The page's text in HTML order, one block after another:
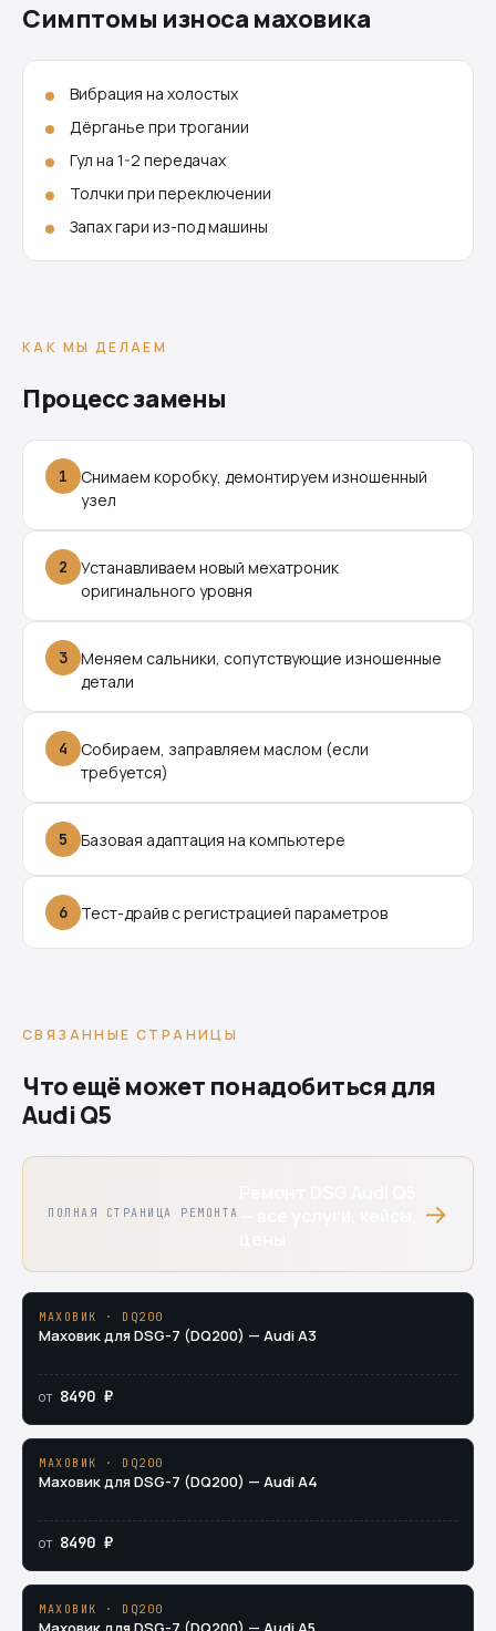
Симптомы износа маховика
Вибрация на холостых
Дёрганье при трогании
Гул на 1-2 передачах
Толчки при переключении
Запах гари из-под машины
КАК МЫ ДЕЛАЕМ
Процесс замены
1
Снимаем коробку, демонтируем изношенный
узел
2
Устанавливаем новый мехатроник
оригинального уровня
3
Меняем сальники, сопутствующие изношенные
детали
4
Собираем, заправляем маслом (если
требуется)
5 Базовая адаптация на компьютере
6 Тест-драйв с регистрацией параметров
СВЯЗАННЫЕ СТРАНИЦЫ
Что ещё может понадобиться для
Audi Q5
ПОЛНАЯ СТРАНИЦА РЕМОНТА →
МАХОВИК · DQ200
Маховик для DSG-7 (DQ200) — Audi A3
от 8490 ₽
МАХОВИК · DQ200
Маховик для DSG-7 (DQ200) — Audi A4
от 8490 ₽
МАХОВИК · DQ200